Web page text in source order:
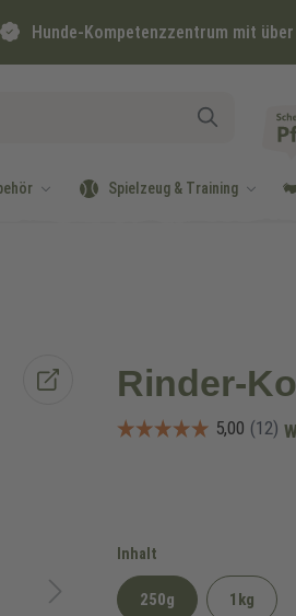
Hunde-Kompetenzzentrum mit
Spielzeug & Training
Rinder-
Inhalt
250g 1kg